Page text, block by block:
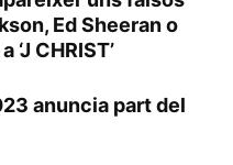
Ed Sheeran o
CHRIST’
anuncia part del